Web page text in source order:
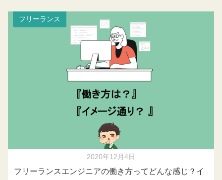
フリーランス
2020年12月4日
フリーランスエンジニアの働き方ってどんな感じ？イ